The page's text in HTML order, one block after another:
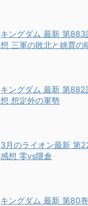
キングダム 最新 第883
想 三軍の敗北と姚賈の
キングダム 最新 第882
想 想定外の軍勢
3月のライオン最新 第
感想 零vs隈倉
キングダム 最新 第80